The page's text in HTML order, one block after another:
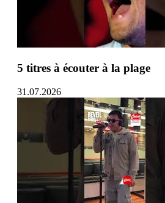
5 titres à écouter à la plage
31.07.2026